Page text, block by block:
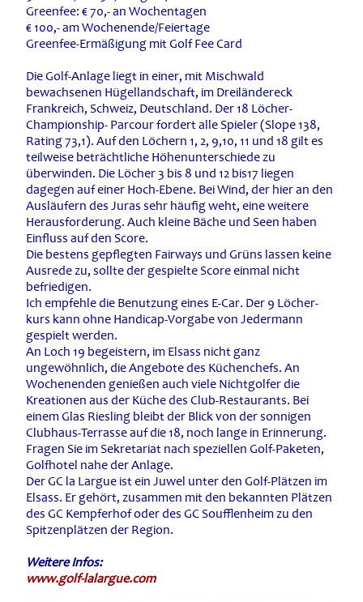
Greenfee: € 70,- an Wochentagen
€ 100,- am Wochenende/Feiertage
Greenfee-Ermäßigung mit Golf Fee Card
Die Golf-Anlage liegt in einer, mit Mischwald
bewachsenen Hügellandschaft, im Dreiländereck
Frankreich, Schweiz, Deutschland. Der 18 Löcher-
Championship- Parcour fordert alle Spieler (Slope 138,
Rating 73,1). Auf den Löchern 1, 2, 9,10, 11 und 18 gilt es
teilweise beträchtliche Höhenunterschiede zu
überwinden. Die Löcher 3 bis 8 und 12 bis17 liegen
dagegen auf einer Hoch-Ebene. Bei Wind, der hier an den
Ausläufern des Juras sehr häufig weht, eine weitere
Herausforderung. Auch kleine Bäche und Seen haben
Einfluss auf den Score.
Die bestens gepflegten Fairways und Grüns lassen keine
Ausrede zu, sollte der gespielte Score einmal nicht
befriedigen.
Ich empfehle die Benutzung eines E-Car. Der 9 Löcher-
kurs kann ohne Handicap-Vorgabe von Jedermann
gespielt werden.
An Loch 19 begeistern, im Elsass nicht ganz
ungewöhnlich, die Angebote des Küchenchefs. An
Wochenenden genießen auch viele Nichtgolfer die
Kreationen aus der Küche des Club-Restaurants. Bei
einem Glas Riesling bleibt der Blick von der sonnigen
Clubhaus-Terrasse auf die 18, noch lange in Erinnerung.
Fragen Sie im Sekretariat nach speziellen Golf-Paketen,
Golfhotel nahe der Anlage.
Der GC la Largue ist ein Juwel unter den Golf-Plätzen im
Elsass. Er gehört, zusammen mit den bekannten Plätzen
des GC Kempferhof oder des GC Soufflenheim zu den
Spitzenplätzen der Region.
Weitere Infos:
www.golf-lalargue.com